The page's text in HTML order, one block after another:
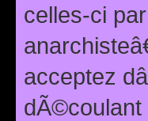
celles-ci
acceptez